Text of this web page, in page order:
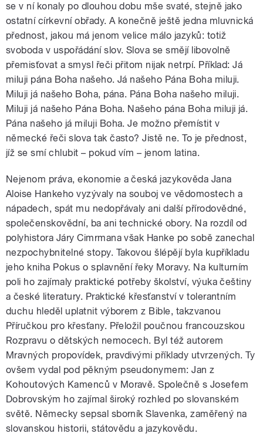
se v ní konaly po dlouhou dobu mše svaté, stejně jako
ostatní církevní obřady. A konečně ještě jedna mluvnická
přednost, jakou má jenom velice málo jazyků: totiž
svoboda v uspořádání slov. Slova se smějí libovolně
přemisťovat a smysl řeči přitom nijak netrpí. Příklad: Já
miluji pána Boha našeho. Já našeho Pána Boha miluji.
Miluji já našeho Boha, pána. Pána Boha našeho miluji.
Miluji já našeho Pána Boha. Našeho pána Boha miluji já.
Pána našeho já miluji Boha. Je možno přemístit v
německé řeči slova tak často? Jistě ne. To je přednost,
jíž se smí chlubit – pokud vím – jenom latina.
Nejenom práva, ekonomie a česká jazykověda Jana
Aloise Hankeho vyzývaly na souboj ve vědomostech a
nápadech, spát mu nedopřávaly ani další přírodovědné,
společenskovědní, ba ani technické obory. Na rozdíl od
polyhistora Járy Cimrmana však Hanke po sobě zanechal
nezpochybnitelné stopy. Takovou šlépějí byla kupříkladu
jeho kniha Pokus o splavnění řeky Moravy. Na kulturním
poli ho zajímaly praktické potřeby školství, výuka češtiny
a české literatury. Praktické křesťanství v tolerantním
duchu hleděl uplatnit výborem z Bible, takzvanou
Příručkou pro křesťany. Přeložil poučnou francouzskou
Rozpravu o dětských nemocech. Byl též autorem
Mravných propovídek, pravdivými příklady utvrzených. Ty
ovšem vydal pod pěkným pseudonymem: Jan z
Kohoutových Kamenců v Moravě. Společně s Josefem
Dobrovským ho zajímal široký rozhled po slovanském
světě. Německy sepsal sborník Slavenka, zaměřený na
slovanskou historii, státovědu a jazykovědu.